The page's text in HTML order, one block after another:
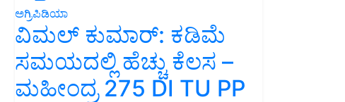
ಅಗ್ರಿಪಿಡಿಯಾ
ವಿಮಲ್ ಕುಮಾರ್: ಕಡಿಮೆ
ಸಮಯದಲ್ಲಿ ಹೆಚ್ಚು ಕೆಲಸ –
ಮಹೀಂದ್ರ 275 DI TU PP